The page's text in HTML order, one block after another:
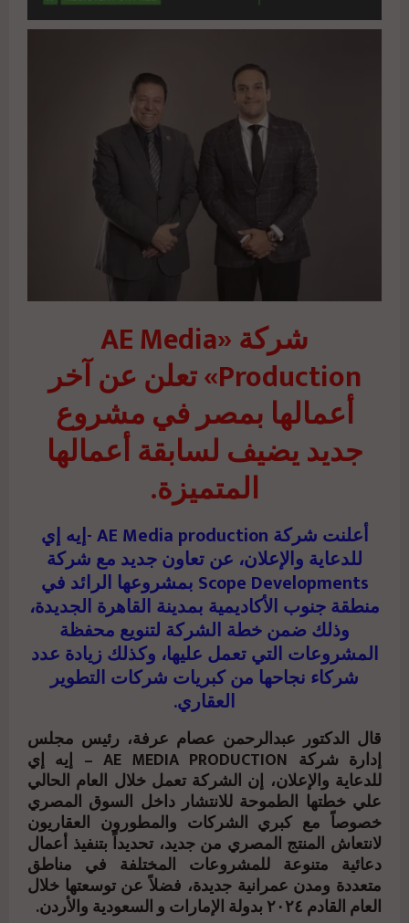
media-production-
86-%d9%85%d8%b9-scope-developments-
%d8%b6%d9%85%d9%86-
%d8%ae%d8%b7%d8%aa%d9%87%d8%a7-
%d9%84%d8%aa/" href="#">
شركة «AE Media
Production» تعلن عن آخر
أعمالها بمصر في مشروع
جديد يضيف لسابقة أعمالها
المتميزة.
أعلنت شركة AE Media production -إيه إي
للدعاية والإعلان، عن تعاون جديد مع شركة
Scope Developments بمشروعها الرائد في
منطقة جنوب الأكاديمية بمدينة القاهرة الجديدة،
وذلك ضمن خطة الشركة لتنويع محفظة
المشروعات التي تعمل عليها، وكذلك زيادة عدد
شركاء نجاحها من كبريات شركات التطوير
العقاري.
قال الدكتور عبدالرحمن عصام عرفة، رئيس مجلس
إدارة شركة AE MEDIA PRODUCTION – إيه إي
للدعاية والإعلان، إن الشركة تعمل خلال العام الحالي
علي خطتها الطموحة للانتشار داخل السوق المصري
خصوصاً مع كبري الشركات والمطورون العقاريون
لانتعاش المنتج المصري من جديد، تحديداً بتنفيذ أعمال
دعائية متنوعة للمشروعات المختلفة في مناطق
متعددة ومدن عمرانية جديدة، فضلاً عن توسعتها خلال
العام القادم ٢٠٢٤ بدولة الإمارات و السعودية والأردن.